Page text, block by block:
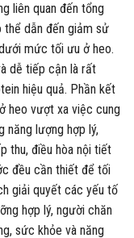
liên quan đến tổng
thể dẫn đến giảm sử
mức tối ưu ở heo.
dễ tiếp cận là rất
hiệu quả. Phần kết
heo vượt xa việc cung
năng lượng hợp lý,
thu, điều hòa nội tiết
đều cần thiết để tối
giải quyết các yếu tố
hợp lý, người chăn
sức khỏe và năng